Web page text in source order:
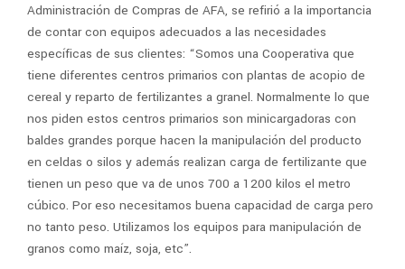
Administración de Compras de AFA, se refirió a la importancia
de contar con equipos adecuados a las necesidades
específicas de sus clientes: “Somos una Cooperativa que
tiene diferentes centros primarios con plantas de acopio de
cereal y reparto de fertilizantes a granel. Normalmente lo que
nos piden estos centros primarios son minicargadoras con
baldes grandes porque hacen la manipulación del producto
en celdas o silos y además realizan carga de fertilizante que
tienen un peso que va de unos 700 a 1200 kilos el metro
cúbico. Por eso necesitamos buena capacidad de carga pero
no tanto peso. Utilizamos los equipos para manipulación de
granos como maíz, soja, etc”.